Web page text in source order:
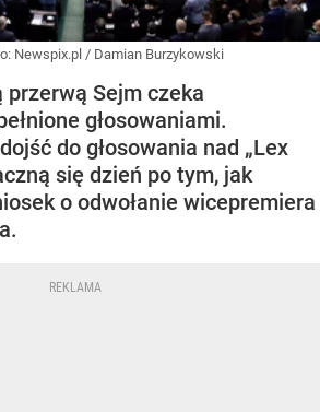
Newspix.pl / Damian Burzykowski
Sejm czeka
głosowaniami.
do głosowania nad „Lex
się dzień po tym, jak
o odwołanie wicepremiera